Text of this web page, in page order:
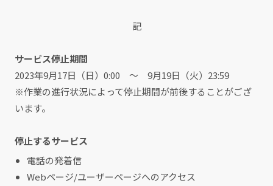
記
サービス停止期間
2023年9月17日（日）0:00 ～ 9月19日（火）23:59
※作業の進行状況によって停止期間が前後することがござ
います。
停止するサービス
電話の発着信
Webページ/ユーザーページへのアクセス